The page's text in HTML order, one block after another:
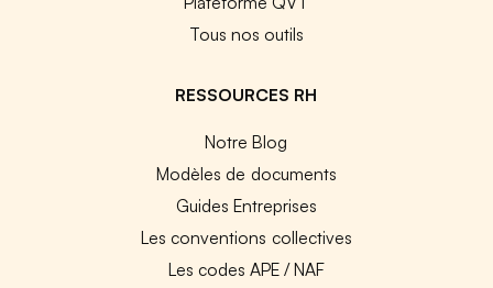
Tous nos outils
RESSOURCES RH
Notre Blog
Modèles de documents
Guides Entreprises
Les conventions collectives
Les codes APE / NAF